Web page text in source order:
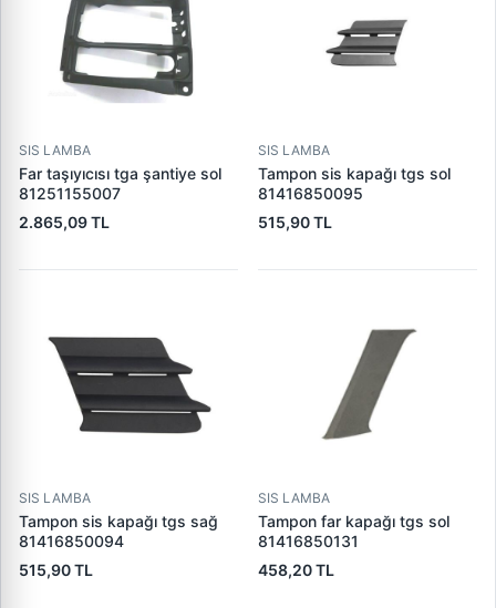
SIS LAMBA
Far taşıyıcısı tga şantiye sol
81251155007
2.865,09 TL
SIS LAMBA
Tampon sis kapağı tgs sol
81416850095
515,90 TL
SIS LAMBA
Tampon sis kapağı tgs sağ
81416850094
515,90 TL
SIS LAMBA
Tampon far kapağı tgs sol
81416850131
458,20 TL